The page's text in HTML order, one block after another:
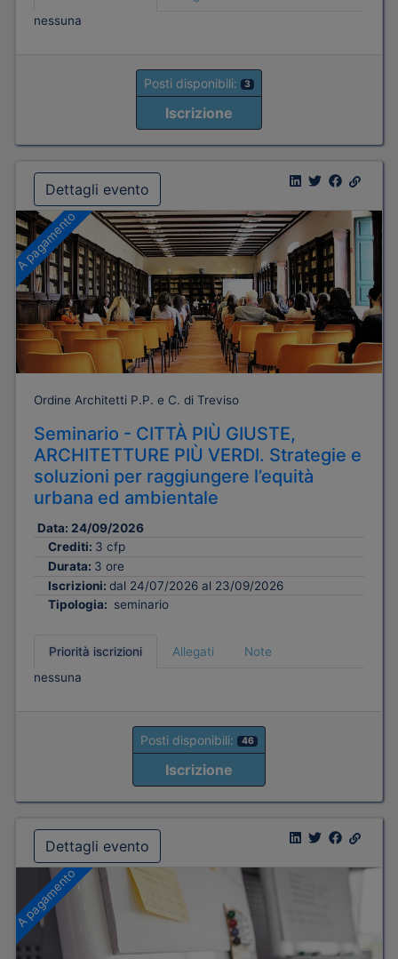
nessuna
Posti disponibili: 3
Iscrizione
Dettagli evento
A pagamento
Ordine Architetti P.P. e C. di Treviso
Seminario - CITTÀ PIÙ GIUSTE,
ARCHITETTURE PIÙ VERDI. Strategie e
soluzioni per raggiungere l’equità
urbana ed ambientale
Data: 24/09/2026
Crediti: 3 cfp
Durata: 3 ore
Iscrizioni: dal 24/07/2026 al 23/09/2026
Tipologia: seminario
Priorità iscrizioni Allegati
Note
nessuna
Posti disponibili: 46
Iscrizione
Dettagli evento
A pagamento